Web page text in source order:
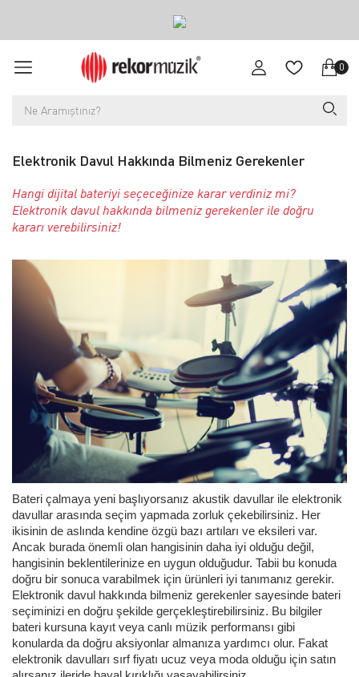
0
Elektronik Davul Hakkında Bilmeniz Gerekenler
Hangi dijital bateriyi seçeceğinize karar verdiniz mi?
Elektronik davul hakkında bilmeniz gerekenler ile doğru
kararı verebilirsiniz!
Bateri çalmaya yeni başlıyorsanız akustik davullar ile elektronik
davullar arasında seçim yapmada zorluk çekebilirsiniz. Her
ikisinin de aslında kendine özgü bazı artıları ve eksileri var.
Ancak burada önemli olan hangisinin daha iyi olduğu değil,
hangisinin beklentilerinize en uygun olduğudur. Tabii bu konuda
doğru bir sonuca varabilmek için ürünleri iyi tanımanız gerekir.
Elektronik davul hakkında bilmeniz gerekenler sayesinde bateri
seçiminizi en doğru şekilde gerçekleştirebilirsiniz. Bu bilgiler
bateri kursuna kayıt veya canlı müzik performansı gibi
konularda da doğru aksiyonlar almanıza yardımcı olur. Fakat
elektronik davulları sırf fiyatı ucuz veya moda olduğu için satın